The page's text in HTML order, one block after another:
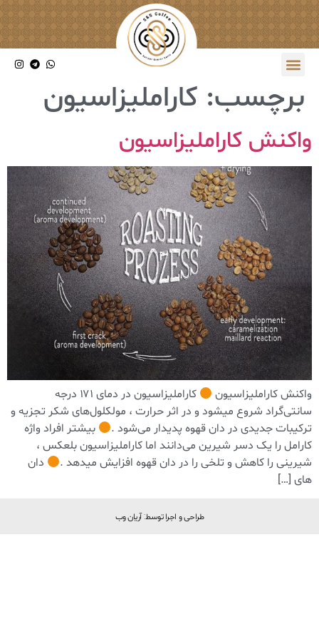
برچسب: کاراملیزاسیون
واکنش کاراملیزاسیون
واکنش کاراملیزاسیون
کاراملیزاسیون در دمای ۱۷۱ درجه
سانتی‌گراد شروع میشود و در اثر حرارت ، مولکلول‌های شکر تجزیه و
ترکیبات جدیدی در دان قهوه پدیدار می‌شود .
بیشتر افراد واژه
کارامل را یک دسر شیرین می‌دانند اما کاراملیزاسیون بلعکس ،
شیرینی را کاهش و تلخی را در دان قهوه افزایش میدهد .
دان
های […]
طراحی و اجرا توسط: آریان وب